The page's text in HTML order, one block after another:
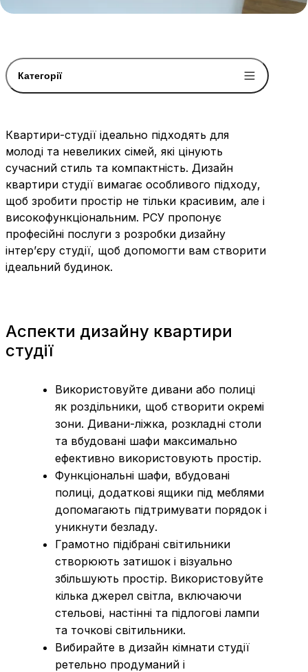
Категорії
Квартири-студії ідеально підходять для
молоді та невеликих сімей, які цінують
сучасний стиль та компактність. Дизайн
квартири студії вимагає особливого підходу,
щоб зробити простір не тільки красивим, але і
високофункціональним. РСУ пропонує
професійні послуги з розробки дизайну
інтер’єру студії, щоб допомогти вам створити
ідеальний будинок.
Аспекти дизайну квартири
студії
Використовуйте дивани або полиці
як роздільники, щоб створити окремі
зони. Дивани-ліжка, розкладні столи
та вбудовані шафи максимально
ефективно використовують простір.
Функціональні шафи, вбудовані
полиці, додаткові ящики під меблями
допомагають підтримувати порядок і
уникнути безладу.
Грамотно підібрані світильники
створюють затишок і візуально
збільшують простір. Використовуйте
кілька джерел світла, включаючи
стельові, настінні та підлогові лампи
та точкові світильники.
Вибирайте в дизайн кімнати студії
ретельно продуманий і